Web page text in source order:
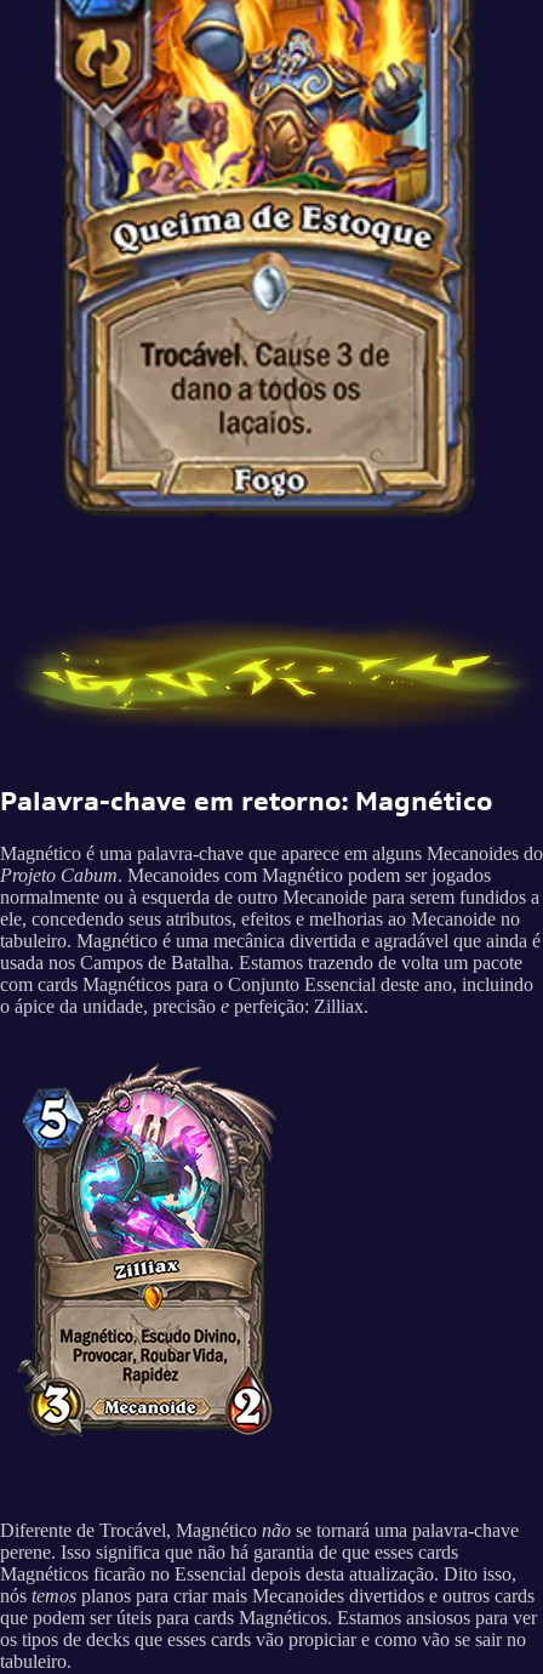
Palavra-chave em retorno: Magnético
Magnético é uma palavra-chave que aparece em alguns Mecanoides do
Projeto Cabum. Mecanoides com Magnético podem ser jogados
normalmente ou à esquerda de outro Mecanoide para serem fundidos a
ele, concedendo seus atributos, efeitos e melhorias ao Mecanoide no
tabuleiro. Magnético é uma mecânica divertida e agradável que ainda é
usada nos Campos de Batalha. Estamos trazendo de volta um pacote
com cards Magnéticos para o Conjunto Essencial deste ano, incluindo
o ápice da unidade, precisão e perfeição: Zilliax.
Diferente de Trocável, Magnético não se tornará uma palavra-chave
perene. Isso significa que não há garantia de que esses cards
Magnéticos ficarão no Essencial depois desta atualização. Dito isso,
nós temos planos para criar mais Mecanoides divertidos e outros cards
que podem ser úteis para cards Magnéticos. Estamos ansiosos para ver
os tipos de decks que esses cards vão propiciar e como vão se sair no
tabuleiro.